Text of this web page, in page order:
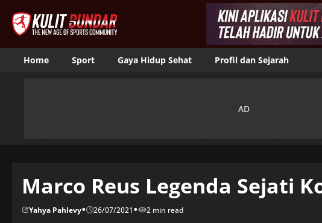
Home Sport Gaya Hidup Sehat Profil dan Sejarah
Marco Reus Legenda Sejati
Yahya Pahlevy• 26/07/2021• 2 min read